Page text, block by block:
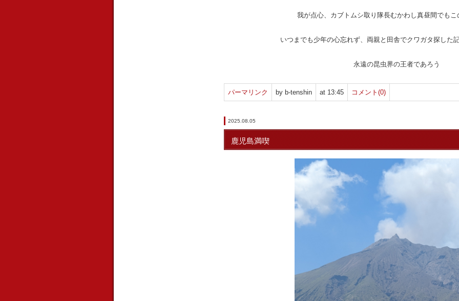
我が点心、カブトムシ取り隊長むかわし真昼間でもこ
いつまでも少年の心忘れず、両親と田舎でクワガタ探した
永遠の昆虫界の王者であろう
パーマリンク by b-tenshin at 13:45 コメント(0)
2025.08.05
鹿児島満喫